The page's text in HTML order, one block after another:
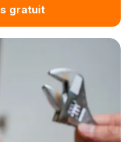
gratuit